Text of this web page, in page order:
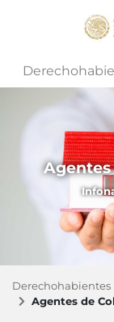
Derechohabientes
Agentes de